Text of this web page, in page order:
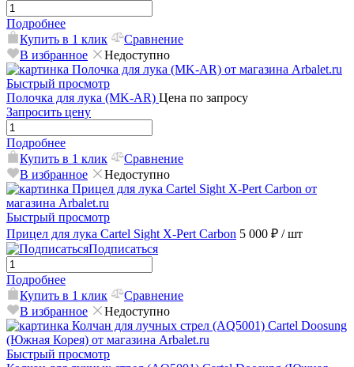
Подробнее
Купить в 1 клик
Сравнение
В избранное
Недоступно
Быстрый просмотр
Полочка для лука (MK-AR) Цена по запросу
Запросить цену
Подробнее
Купить в 1 клик
Сравнение
В избранное
Недоступно
Быстрый просмотр
Прицел для лука Cartel Sight X-Pert Carbon 5 000 ₽ / шт
Подписаться
Подробнее
Купить в 1 клик
Сравнение
В избранное
Недоступно
Быстрый просмотр